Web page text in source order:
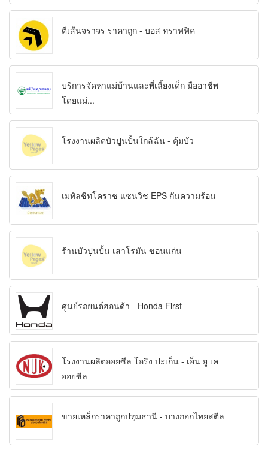
ตีเส้นจราจร ราคาถูก - บอส ทราฟฟิค
บริการจัดหาแม่บ้านและพี่เลี้ยงเด็ก มืออาชีพ
โดยแม่...
โรงงานผลิตบัวปูนปั้นใกล้ฉัน - คุ้มบัว
เมทัลชีทโคราช แซนวิช EPS กันความร้อน
ร้านบัวปูนปั้น เสาโรมัน ขอนแก่น
ศูนย์รถยนต์ฮอนด้า - Honda First
โรงงานผลิตออยซีล โอริง ปะเก็น - เอ็น ยู เค
ออยซีล
ขายเหล็กราคาถูกปทุมธานี - บางกอกไทยสตีล